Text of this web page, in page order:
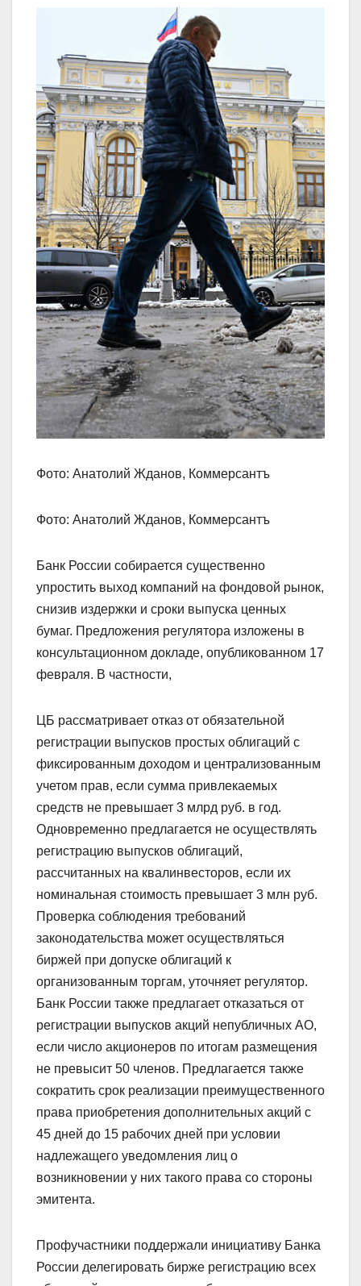
Фото: Анатолий Жданов, Коммерсантъ
Фото: Анатолий Жданов, Коммерсантъ
Банк России собирается существенно
упростить выход компаний на фондовой рынок,
снизив издержки и сроки выпуска ценных
бумаг. Предложения регулятора изложены в
консультационном докладе, опубликованном 17
февраля. В частности,
ЦБ рассматривает отказ от обязательной
регистрации выпусков простых облигаций с
фиксированным доходом и централизованным
учетом прав, если сумма привлекаемых
средств не превышает 3 млрд руб. в год.
Одновременно предлагается не осуществлять
регистрацию выпусков облигаций,
рассчитанных на квалинвесторов, если их
номинальная стоимость превышает 3 млн руб.
Проверка соблюдения требований
законодательства может осуществляться
биржей при допуске облигаций к
организованным торгам, уточняет регулятор.
Банк России также предлагает отказаться от
регистрации выпусков акций непубличных АО,
если число акционеров по итогам размещения
не превысит 50 членов. Предлагается также
сократить срок реализации преимущественного
права приобретения дополнительных акций с
45 дней до 15 рабочих дней при условии
надлежащего уведомления лиц о
возникновении у них такого права со стороны
эмитента.
Профучастники поддержали инициативу Банка
России делегировать бирже регистрацию всех